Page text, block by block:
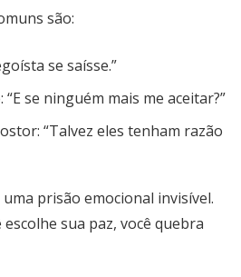
são:
se saísse.”
se ninguém mais me aceitar?”
“Talvez eles tenham razão
prisão emocional invisível.
escolhe sua paz, você quebra